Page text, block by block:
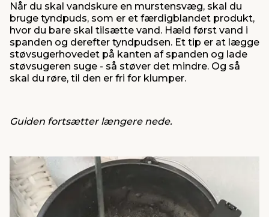
Når du skal vandskure en murstensvæg, skal du
bruge tyndpuds, som er et færdigblandet produkt,
hvor du bare skal tilsætte vand. Hæld først vand i
spanden og derefter tyndpudsen. Et tip er at lægge
støvsugerhovedet på kanten af spanden og lade
støvsugeren suge - så støver det mindre. Og så
skal du røre, til den er fri for klumper.
Guiden fortsætter længere nede.